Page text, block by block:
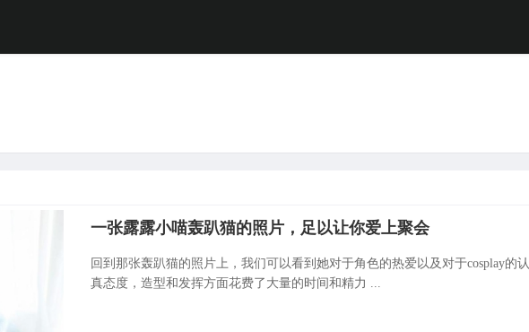
一张露露小喵轰趴猫的照片，足以让你爱上聚会
回到那张轰趴猫的照片上，我们可以看到她对于角色的热爱以及对于cosplay的认
真态度，造型和发挥方面花费了大量的时间和精力 ...